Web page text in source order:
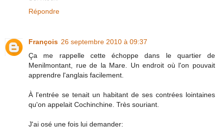
Répondre
François 26 septembre 2010 à 09:37
Ça me rappelle cette échoppe dans le quartier de
Menilmontant, rue de la Mare. Un endroit où l'on pouvait
apprendre l'anglais facilement.
À l'entrée se tenait un habitant de ses contrées lointaines
qu'on appelait Cochinchine. Très souriant.
J'ai osé une fois lui demander: